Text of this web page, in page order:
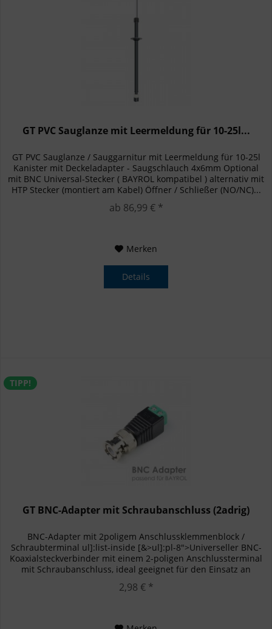
GT PVC Sauglanze mit Leermeldung für 10-25l...
GT PVC Sauglanze / Sauggarnitur mit Leermeldung für 10-25l
Kanister mit Deckeladapter - Saugschlauch 4x6mm Optional
mit BNC Universal-Stecker ( BAYROL kompatibel ) alternativ mit
HTP Stecker (montiert am Kabel) Öffner / Schließer (NO/NC)...
ab 86,99 € *
Merken
Details
TIPP!
GT BNC-Adapter mit Schraubanschluss (2adrig)
BNC-Adapter mit 2poligem Anschlussklemmenblock /
Schraubterminal ul]:list-inside [&>ul]:pl-8">Universeller BNC-
Koaxialsteckverbinder mit einem 2-poligen Anschlussterminal
mit Schraubanschluss, ideal geeignet für den Einsatz an
2,98 € *